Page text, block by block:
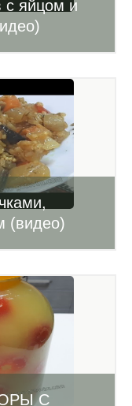
с яйцом и
(видео)
С